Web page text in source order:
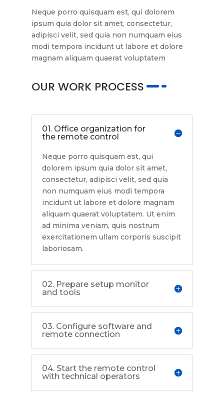
Neque porro quisquam est, qui dolorem
ipsum quia dolor sit amet, consectetur,
adipisci velit, sed quia non numquam eius
modi tempora incidunt ut labore et dolore
magnam aliquam quaerat voluptatem
OUR WORK PROCESS
01. Office organization for
the remote control
Neque porro quisquam est, qui
dolorem ipsum quia dolor sit amet,
consectetur, adipisci velit, sed quia
non numquam eius modi tempora
incidunt ut labore et dolore magnam
aliquam quaerat voluptatem. Ut enim
ad minima veniam, quis nostrum
exercitationem ullam corporis suscipit
laboriosam.
02. Prepare setup monitor
and tools
03. Configure software and
remote connection
04. Start the remote control
with technical operators